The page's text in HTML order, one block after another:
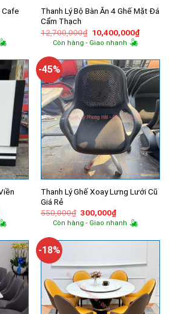
Cafe
Thanh Lý Bộ Bàn Ăn 4 Ghế Mặt Đá
Cẩm Thạch
12,700,000₫ Giá
gốc
là:
10,400,000₫Giá
hiện
Còn hàng - Giao nhanh
-45%
Thanh Lý Ghế Xoay Lưng Lưới Cũ
Giá Rẻ
550,000₫ Giá
gốc
là:
300,000₫Giá
hiện
tại
300,000₫.
Còn hàng - Giao nhanh
-18%